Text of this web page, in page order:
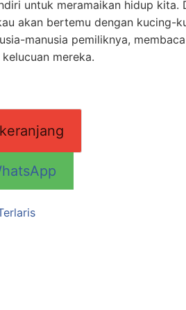
untuk meramaikan hidup kita.
akan bertemu dengan kucing-
manusia pemiliknya,
mereka.